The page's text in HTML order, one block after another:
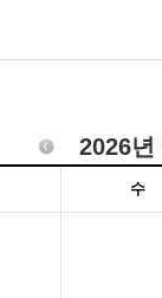
2026년
수